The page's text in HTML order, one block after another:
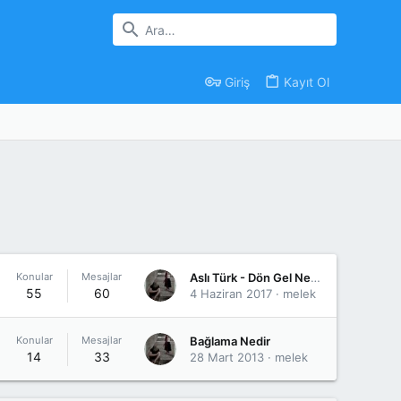
Giriş Kayıt Ol
Konular
55
Mesajlar
60
Aslı Türk - Dön Gel Nefes Alamıyorum - Akor
4 Haziran 2017
melek
Konular
14
Mesajlar
33
Bağlama Nedir
28 Mart 2013
melek